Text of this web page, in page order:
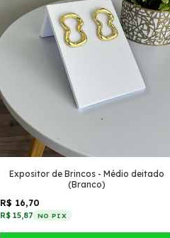
Expositor de Brincos - Médio deitado
(Branco)
R$ 16,70
R$ 15,87 NO PIX